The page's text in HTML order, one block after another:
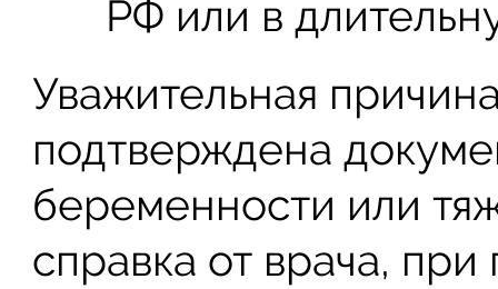
РФ или в
Уважительная
подтверждена
беременности или
справка от врача,